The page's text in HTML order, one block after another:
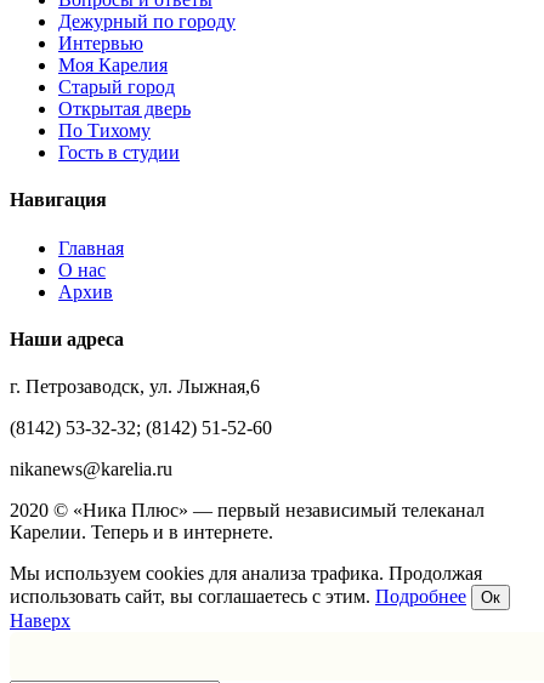
Дежурный по городу
Интервью
Моя Карелия
Старый город
Открытая дверь
По Тихому
Гость в студии
Навигация
Главная
О нас
Архив
Наши адреса
г. Петрозаводск, ул. Лыжная,6
(8142) 53-32-32; (8142) 51-52-60
nikanews@karelia.ru
2020 © «Ника Плюс» — первый независимый телеканал
Карелии. Теперь и в интернете.
Мы используем cookies для анализа трафика. Продолжая
использовать сайт, вы соглашаетесь с этим. Подробнее Ок
Наверх